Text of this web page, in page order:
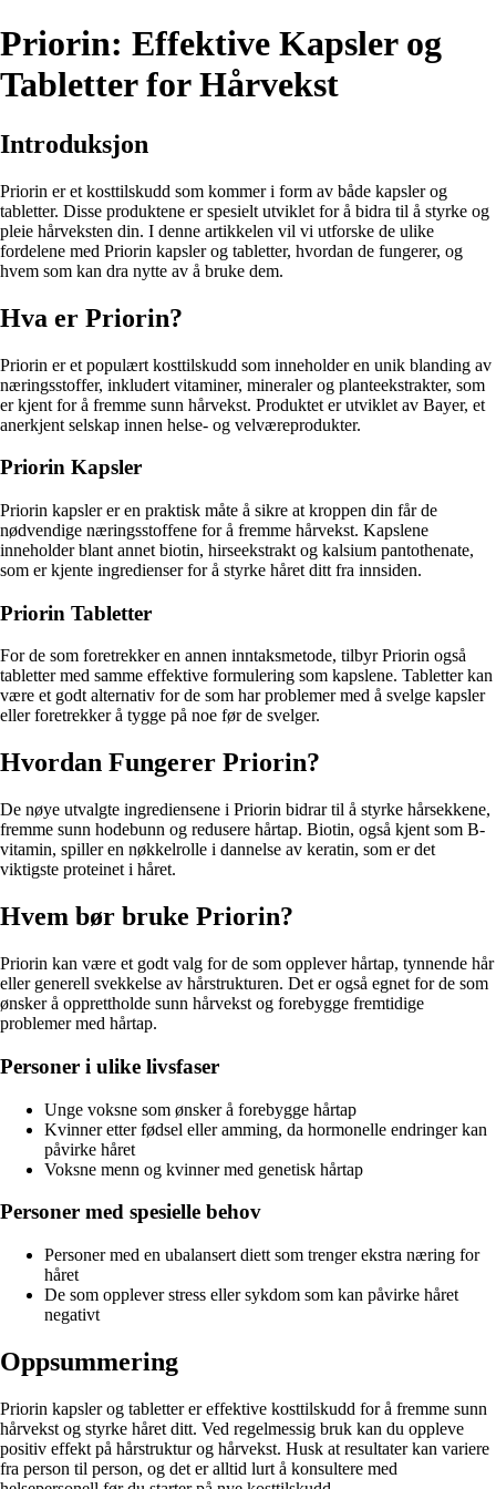
Priorin: Effektive Kapsler og
Tabletter for Hårvekst
Introduksjon
Priorin er et kosttilskudd som kommer i form av både kapsler og
tabletter. Disse produktene er spesielt utviklet for å bidra til å styrke og
pleie hårveksten din. I denne artikkelen vil vi utforske de ulike
fordelene med Priorin kapsler og tabletter, hvordan de fungerer, og
hvem som kan dra nytte av å bruke dem.
Hva er Priorin?
Priorin er et populært kosttilskudd som inneholder en unik blanding av
næringsstoffer, inkludert vitaminer, mineraler og planteekstrakter, som
er kjent for å fremme sunn hårvekst. Produktet er utviklet av Bayer, et
anerkjent selskap innen helse- og velværeprodukter.
Priorin Kapsler
Priorin kapsler er en praktisk måte å sikre at kroppen din får de
nødvendige næringsstoffene for å fremme hårvekst. Kapslene
inneholder blant annet biotin, hirseekstrakt og kalsium pantothenate,
som er kjente ingredienser for å styrke håret ditt fra innsiden.
Priorin Tabletter
For de som foretrekker en annen inntaksmetode, tilbyr Priorin også
tabletter med samme effektive formulering som kapslene. Tabletter kan
være et godt alternativ for de som har problemer med å svelge kapsler
eller foretrekker å tygge på noe før de svelger.
Hvordan Fungerer Priorin?
De nøye utvalgte ingrediensene i Priorin bidrar til å styrke hårsekkene,
fremme sunn hodebunn og redusere hårtap. Biotin, også kjent som B-
vitamin, spiller en nøkkelrolle i dannelse av keratin, som er det
viktigste proteinet i håret.
Hvem bør bruke Priorin?
Priorin kan være et godt valg for de som opplever hårtap, tynnende hår
eller generell svekkelse av hårstrukturen. Det er også egnet for de som
ønsker å opprettholde sunn hårvekst og forebygge fremtidige
problemer med hårtap.
Personer i ulike livsfaser
Unge voksne som ønsker å forebygge hårtap
Kvinner etter fødsel eller amming, da hormonelle endringer kan
påvirke håret
Voksne menn og kvinner med genetisk hårtap
Personer med spesielle behov
Personer med en ubalansert diett som trenger ekstra næring for
håret
De som opplever stress eller sykdom som kan påvirke håret
negativt
Oppsummering
Priorin kapsler og tabletter er effektive kosttilskudd for å fremme sunn
hårvekst og styrke håret ditt. Ved regelmessig bruk kan du oppleve
positiv effekt på hårstruktur og hårvekst. Husk at resultater kan variere
fra person til person, og det er alltid lurt å konsultere med